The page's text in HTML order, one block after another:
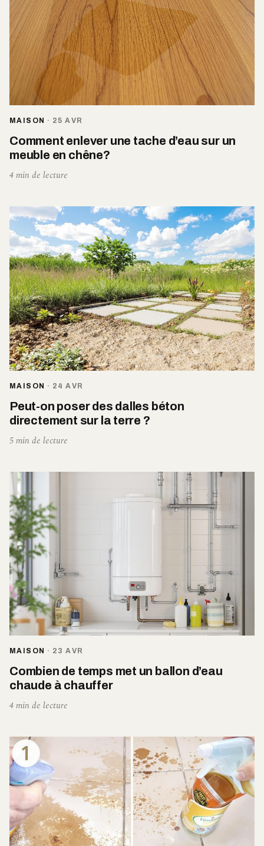
MAISON · 25 AVR
Comment enlever une tache d’eau sur un
meuble en chêne?
4 min de lecture
MAISON · 24 AVR
Peut-on poser des dalles béton
directement sur la terre ?
5 min de lecture
MAISON · 23 AVR
Combien de temps met un ballon d’eau
chaude à chauffer
4 min de lecture